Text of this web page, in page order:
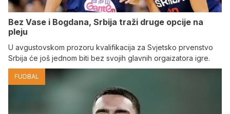
Bez Vase i Bogdana, Srbija traži druge opcije na
pleju
U avgustovskom prozoru kvalifikacija za Svjetsko prvenstvo
Srbija će još jednom biti bez svojih glavnih orgaizatora igre.
FUDBAL